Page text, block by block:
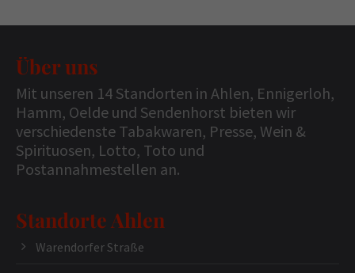
Über uns
Mit unseren 14 Standorten in Ahlen, Ennigerloh,
Hamm, Oelde und Sendenhorst bieten wir
verschiedenste Tabakwaren, Presse, Wein &
Spirituosen, Lotto, Toto und
Postannahmestellen an.
Standorte Ahlen
Warendorfer Straße